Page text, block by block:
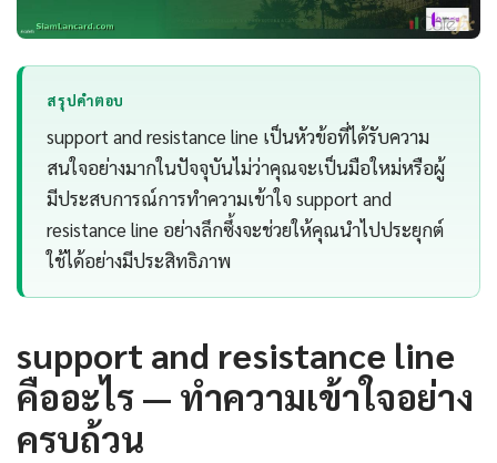
สรุปคำตอบ
support and resistance line เป็นหัวข้อที่ได้รับความ
สนใจอย่างมากในปัจจุบันไม่ว่าคุณจะเป็นมือใหม่หรือผู้
มีประสบการณ์การทำความเข้าใจ support and
resistance line อย่างลึกซึ้งจะช่วยให้คุณนำไปประยุกต์
ใช้ได้อย่างมีประสิทธิภาพ
support and resistance line
คืออะไร — ทำความเข้าใจอย่าง
ครบถ้วน